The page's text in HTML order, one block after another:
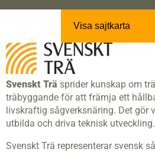
Visa sajtkarta
Svenskt Trä sprider kunskap om
träbyggande för att främja ett
livskraftig sågverksnäring. Det gör
utbilda och driva teknisk utveckling.
Svenskt Trä representerar svensk